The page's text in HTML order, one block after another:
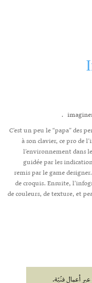
C’est un peu le “papa” des
à son clavier, ce pro de
l’environnement dans
guidée par les
remis par le game
de croquis. Ensuite,
de couleurs, de texture, et
أعمال فنّيّة.